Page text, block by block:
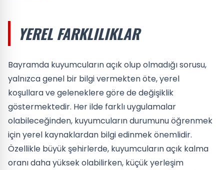
YEREL FARKLILIKLAR
Bayramda kuyumcuların açık olup olmadığı sorusu,
yalnızca genel bir bilgi vermekten öte, yerel
koşullara ve geleneklere göre de değişiklik
göstermektedir. Her ilde farklı uygulamalar
olabileceğinden, kuyumcuların durumunu öğrenmek
için yerel kaynaklardan bilgi edinmek önemlidir.
Özellikle büyük şehirlerde, kuyumcuların açık kalma
oranı daha yüksek olabilirken, küçük yerleşim